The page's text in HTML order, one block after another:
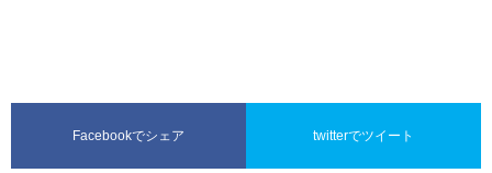
Facebookでシェア twitterでツイート